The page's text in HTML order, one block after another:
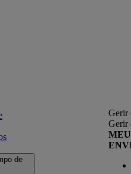
de
Gerir
Gerir